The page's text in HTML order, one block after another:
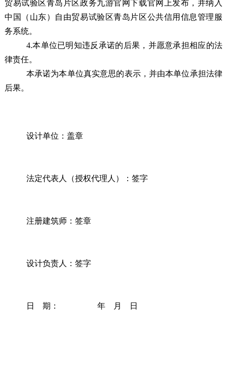
贸易试验区青岛片区政务九游官网下载官网
上发布，并纳入
中国（山东）自由贸易试验区青岛片区公共信用信息管理服
务系统。
4.本单位已明知违反承诺的后果，并愿意承担相应的法
律责任。
本承诺为本单位真实意思的表示，并由本单位承担法律
后果。
设计单位：盖章
法定代表人（授权代理人）：签字
注册建筑师：签章
设计负责人：签字
日 期： 年 月 日